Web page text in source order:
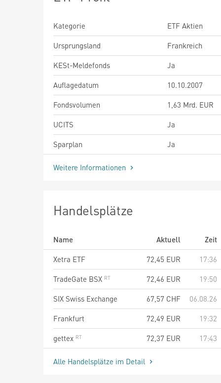
Kategorie
ETF Aktien
Ursprungsland
Frankreich
KESt-Meldefonds
Ja
Auflagedatum
10.10.2007
Fondsvolumen
1,63 Mrd. EUR
UCITS
Ja
Sparplan
Ja
Weitere Informationen
Handelsplätze
Name Aktuell
Zeit
Xetra ETF
72,45 EUR
17:36
TradeGate BSX
72,46 EUR
19:50
SIX Swiss Exchange
67,57 CHF
06.08.26
Frankfurt
72,49 EUR
19:32
gettex
72,37 EUR 17:43
Alle Handelsplätze im Detail